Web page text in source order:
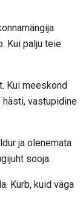
Kui palju teie
Kui meeskond
hästi, vastupidine
ja olenemata
sooja.
Kurb, kuid väga